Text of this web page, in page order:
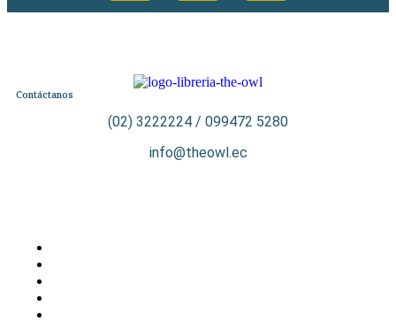
Contáctanos
(02) 3222224 / 099472 5280
info@theowl.ec